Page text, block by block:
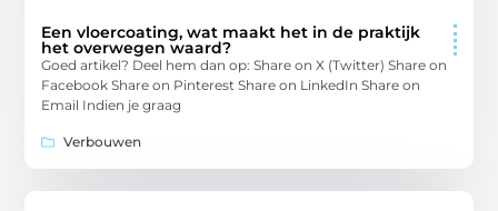
Een vloercoating, wat maakt het in de praktijk
het overwegen waard?
Goed artikel? Deel hem dan op: Share on X (Twitter) Share on
Facebook Share on Pinterest Share on LinkedIn Share on
Email Indien je graag
Verbouwen